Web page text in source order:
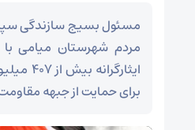
مسئول بسیج سازندگی
مردم شهرستان میامی
برای حمایت از جبهه